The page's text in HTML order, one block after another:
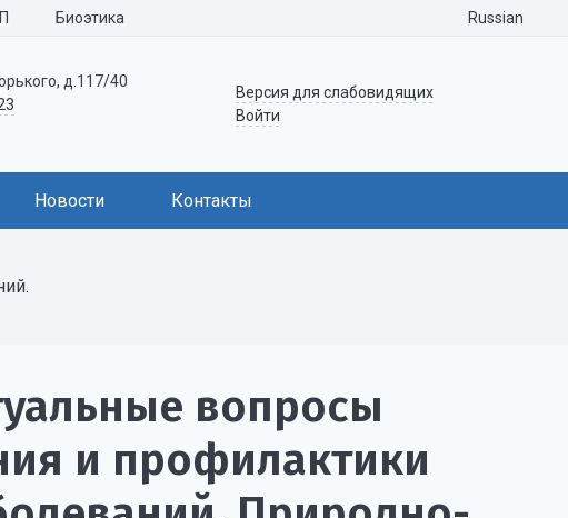
Биоэтика Russian
д.117/40
Версия для слабовидящих
Войти
Новости Контакты
вопросы
и профилактики